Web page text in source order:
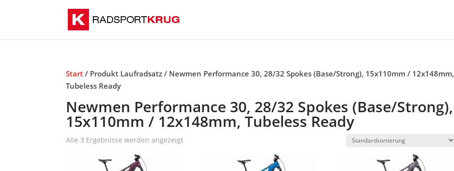
Start / Produkt Laufradsatz / Newmen Performance 30, 28/32 Spokes (Base/Strong), 15x110mm / 12x148mm,
Tubeless Ready
Newmen Performance 30, 28/32 Spokes (Base/Strong),
15x110mm / 12x148mm, Tubeless Ready
Alle 3 Ergebnisse werden angezeigt